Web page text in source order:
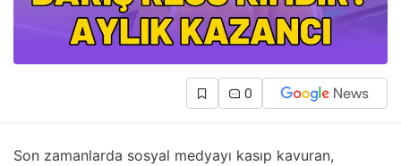
0
Son zamanlarda sosyal medyayı kasıp kavuran,